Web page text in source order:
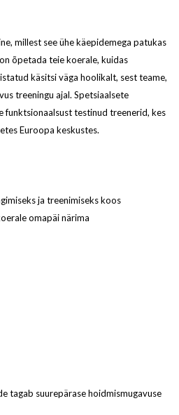
millest see ühe käepidemega patukas
õpetada teie koerale, kuidas
käsitsi väga hoolikalt, sest teame,
treeningu ajal. Spetsiaalsete
funktsionaalsust testinud treenerid, kes
Euroopa keskustes.
ja treenimiseks koos
omapäi närima
tagab suurepärase hoidmismugavuse